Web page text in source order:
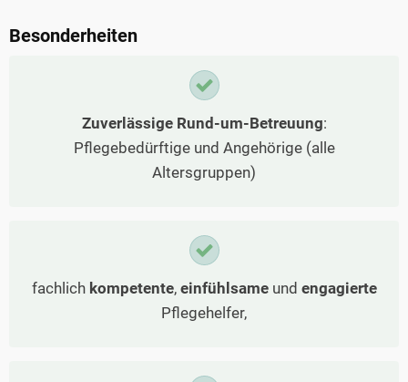
Besonderheiten
Zuverlässige Rund-um-Betreuung:
Pflegebedürftige und Angehörige (alle
Altersgruppen)
fachlich kompetente, einfühlsameund engagierte
Pflegehelfer,